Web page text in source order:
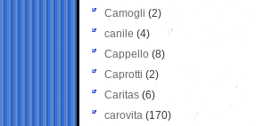
Camogli (2)
canile (4)
Cappello (8)
Caprotti (2)
Caritas (6)
carovita (170)